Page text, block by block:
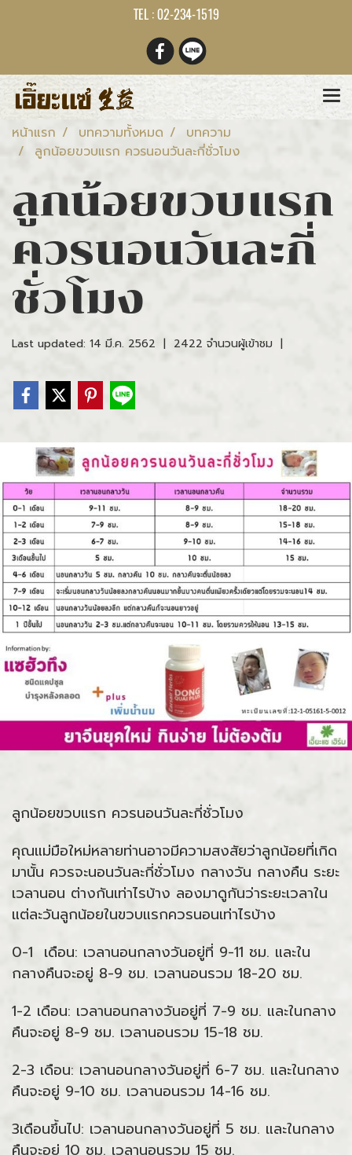
TEL : 02-234-1519
หน้าแรก บทความทั้งหมด
บทความ
ลูกน้อยขวบแรก ควรนอนวันละกี่ชั่วโมง
ลูกน้อยขวบแรก
ควรนอนวันละกี่
ชั่วโมง
Last updated: 14 มี.ค. 2562 | 2422 จำนวนผู้เข้าชม |
ลูกน้อยขวบแรก ควรนอนวันละกี่ชั่วโมง
คุณแม่มือใหม่หลายท่านอาจมีความสงสัยว่าลูกน้อยที่เกิด
มานั้น ควรจะนอนวันละกี่ชั่วโมง กลางวัน กลางคืน ระยะ
เวลานอน ต่างกันเท่าไรบ้าง ลองมาดูกันว่าระยะเวลาใน
แต่ละวันลูกน้อยในขวบแรกควรนอนเท่าไรบ้าง
0-1 เดือน: เวลานอนกลางวันอยู่ที่ 9-11 ชม. และใน
กลางคืนจะอยู่ 8-9 ชม. เวลานอนรวม 18-20 ชม.
1-2 เดือน: เวลานอนกลางวันอยู่ที่ 7-9 ชม. และในกลาง
คืนจะอยู่ 8-9 ชม. เวลานอนรวม 15-18 ชม.
2-3 เดือน: เวลานอนกลางวันอยู่ที่ 6-7 ชม. และในกลาง
คืนจะอยู่ 9-10 ชม. เวลานอนรวม 14-16 ชม.
3เดือนขึ้นไป: เวลานอนกลางวันอยู่ที่ 5 ชม. และในกลาง
คืนจะอยู่ 10 ชม. เวลานอนรวม 15 ชม.